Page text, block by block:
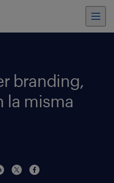
branding,
la misma